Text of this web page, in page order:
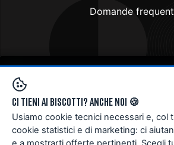
Domande
Copyright © 2024 .
Ci tieni ai biscotti? Anche noi 🍪
Usiamo cookie tecnici necessari e, col
cookie statistici e di marketing: ci